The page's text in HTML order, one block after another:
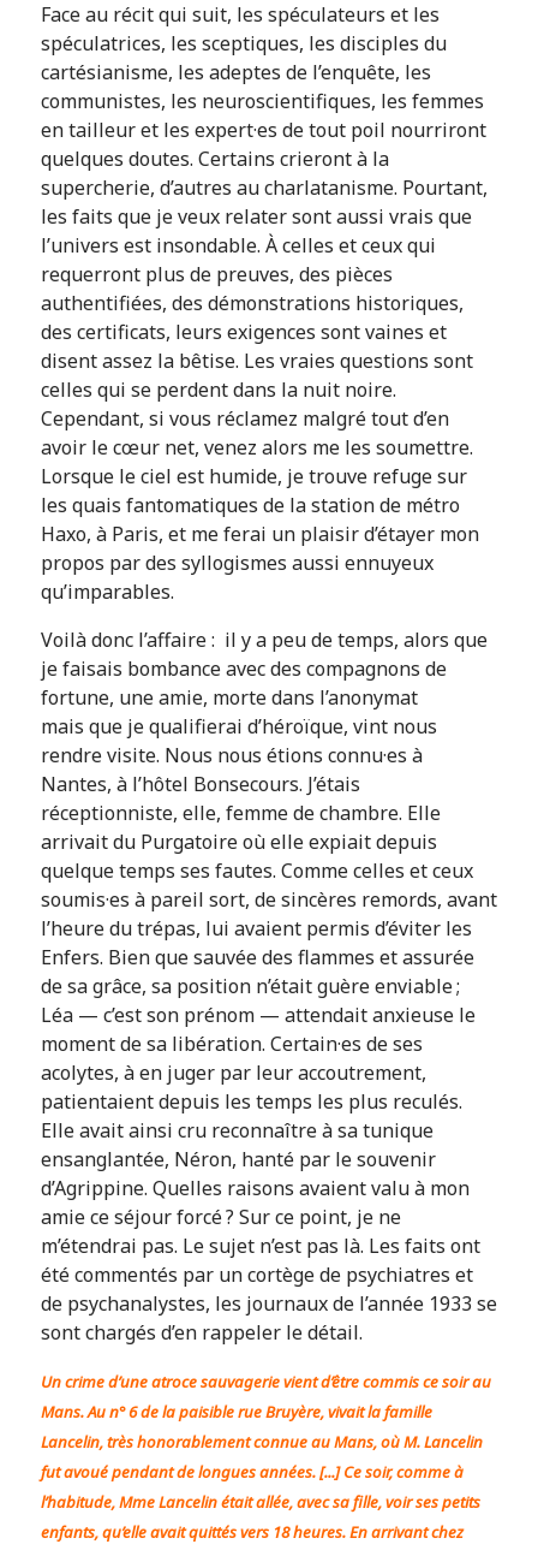
Face au récit qui suit, les spéculateurs et les
spéculatrices, les sceptiques, les disciples du
cartésianisme, les adeptes de l’enquête, les
communistes, les neuroscientifiques, les femmes
en tailleur et les expert·es de tout poil nourriront
quelques doutes. Certains crieront à la
supercherie, d’autres au charlatanisme. Pourtant,
les faits que je veux relater sont aussi vrais que
l’univers est insondable. À celles et ceux qui
requerront plus de preuves, des pièces
authentifiées, des démonstrations historiques,
des certificats, leurs exigences sont vaines et
disent assez la bêtise. Les vraies questions sont
celles qui se perdent dans la nuit noire.
Cependant, si vous réclamez malgré tout d’en
avoir le cœur net, venez alors me les soumettre.
Lorsque le ciel est humide, je trouve refuge sur
les quais fantomatiques de la station de métro
Haxo, à Paris, et me ferai un plaisir d’étayer mon
propos par des syllogismes aussi ennuyeux
qu’imparables.
Voilà donc l’affaire : il y a peu de temps, alors que
je faisais bombance avec des compagnons de
fortune, une amie, morte dans l’anonymat
mais que je qualifierai d’héroïque, vint nous
rendre visite. Nous nous étions connu·es à
Nantes, à l’hôtel Bonsecours. J’étais
réceptionniste, elle, femme de chambre. Elle
arrivait du Purgatoire où elle expiait depuis
quelque temps ses fautes. Comme celles et ceux
soumis·es à pareil sort, de sincères remords, avant
l’heure du trépas, lui avaient permis d’éviter les
Enfers. Bien que sauvée des flammes et assurée
de sa grâce, sa position n’était guère enviable ;
Léa — c’est son prénom — attendait anxieuse le
moment de sa libération. Certain·es de ses
acolytes, à en juger par leur accoutrement,
patientaient depuis les temps les plus reculés.
Elle avait ainsi cru reconnaître à sa tunique
ensanglantée, Néron, hanté par le souvenir
d’Agrippine. Quelles raisons avaient valu à mon
amie ce séjour forcé ? Sur ce point, je ne
m’étendrai pas. Le sujet n’est pas là. Les faits ont
été commentés par un cortège de psychiatres et
de psychanalystes, les journaux de l’année 1933 se
sont chargés d’en rappeler le détail.
Un crime d’une atroce sauvagerie vient d’être commis ce soir au
Mans. Au n° 6 de la paisible rue Bruyère, vivait la famille
Lancelin, très honorablement connue au Mans, où M. Lancelin
fut avoué pendant de longues années. [...] Ce soir, comme à
l’habitude, Mme Lancelin était allée, avec sa fille, voir ses petits
enfants, qu’elle avait quittés vers 18 heures. En arrivant chez